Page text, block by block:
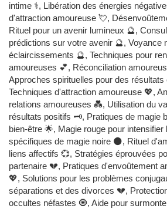
intime ⚕️, Libération des énergies
d'attraction amoureuse 💘,
Rituel pour un avenir lumineux 🔮,
prédictions sur votre avenir 🔮, Voyance
éclaircissements 🔮, Techniques pour
amoureuses 💕, Réconciliation
Approches spirituelles pour des résultats
Techniques d'attraction amoureuse 💖,
relations amoureuses 💑, Utilisation du
résultats positifs 🗝️, Pratiques de magie
bien-être 🌟, Magie rouge pour
spécifiques de magie noire 🌑, Rituel
liens affectifs 💞, Stratégies éprouvées
partenaire 💔, Pratiques d'envoûtement
💖, Solutions pour les problèmes
séparations et des divorces 💔,
occultes néfastes 🧿, Aide pour